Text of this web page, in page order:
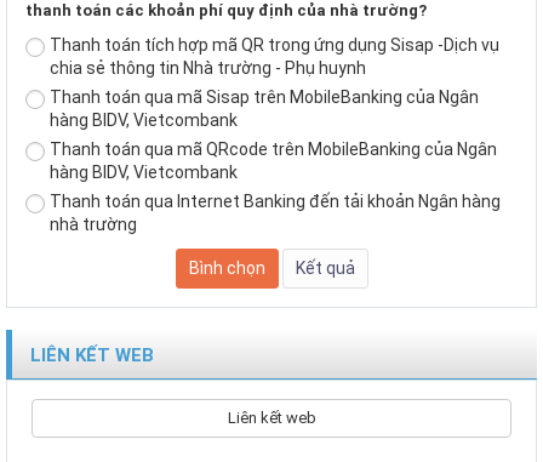
thanh toán các khoản phí quy định của nhà trường?
Thanh toán tích hợp mã QR trong ứng dụng Sisap -Dịch vụ
chia sẻ thông tin Nhà trường - Phụ huynh
Thanh toán qua mã Sisap trên MobileBanking của Ngân
hàng BIDV, Vietcombank
Thanh toán qua mã QRcode trên MobileBanking của Ngân
hàng BIDV, Vietcombank
Thanh toán qua Internet Banking đến tải khoản Ngân hàng
nhà trường
LIÊN KẾT WEB
Liên kết web